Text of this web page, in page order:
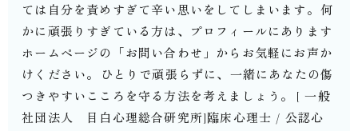
ては自分を責めすぎて辛い思いをしてしまいます。⁡何
かに頑張りすぎている方は、プロフィールにあります
ホームページの「お問い合わせ」からお気軽にお声か
けください。⁡ひとりで頑張らずに、一緒にあなたの傷
つきやすいこころを守る方法を考えましょう。⁡⁡⁡[ 一般
社団法人 目白心理総合研究所]臨床心理士 / 公認心